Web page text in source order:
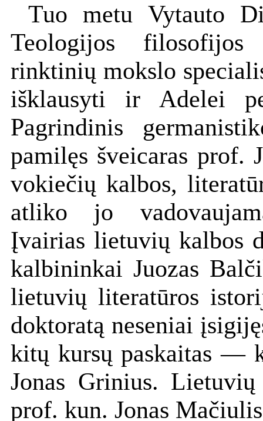
Tuo metu Vytauto
Teologijos
rinktinių mokslo
išklausyti ir Adelei
Pagrindinis
pamilęs šveicaras prof.
vokiečių kalbos,
atliko jo
Įvairias lietuvių kalbos
kalbininkai Juozas
lietuvių literatūros
doktoratą neseniai
kitų kursų paskaitas —
Jonas Grinius.
prof. kun. Jonas